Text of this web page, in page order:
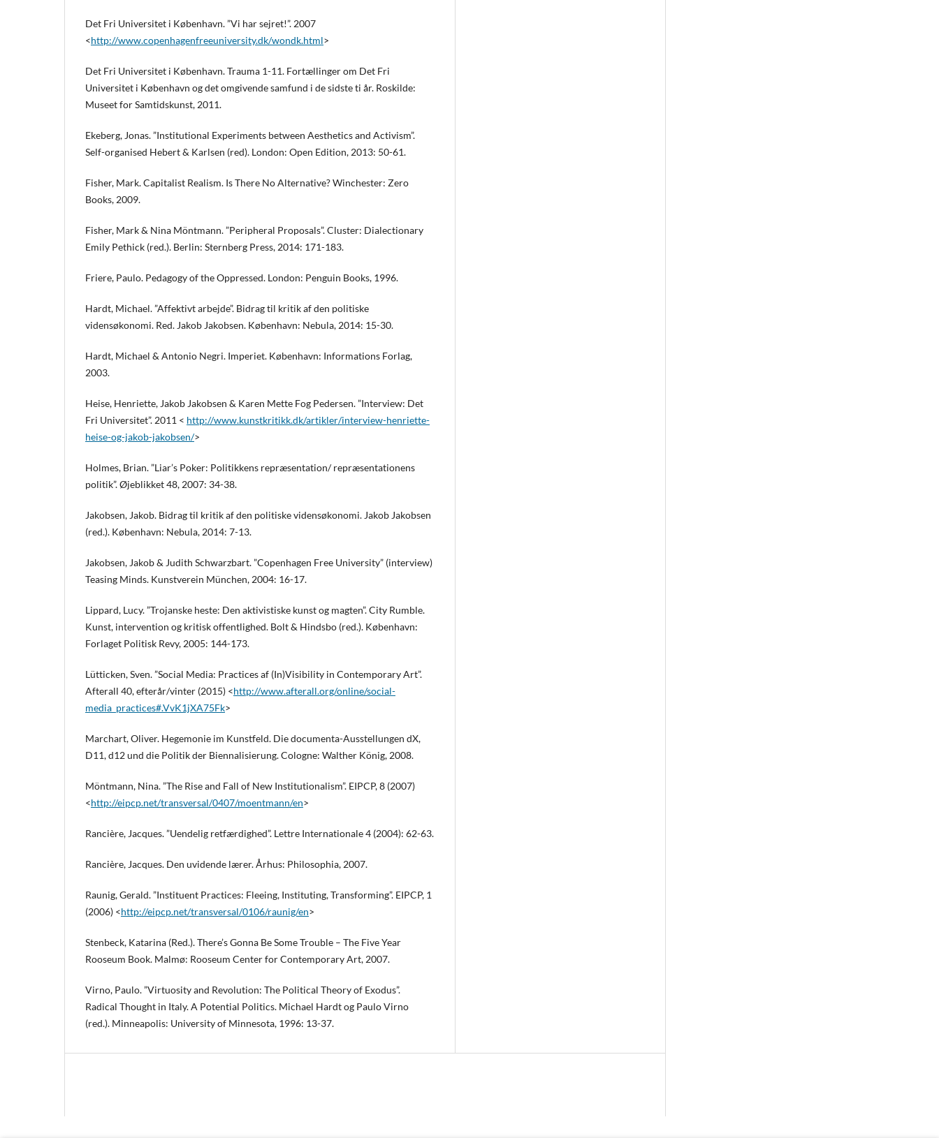
Det Fri Universitet i København. ”Vi har sejret!”. 2007
<http://www.copenhagenfreeuniversity.dk/wondk.html>
Det Fri Universitet i København. Trauma 1-11. Fortællinger om Det Fri
Universitet i København og det omgivende samfund i de sidste ti år. Roskilde:
Museet for Samtidskunst, 2011.
Ekeberg, Jonas. ”Institutional Experiments between Aesthetics and Activism”.
Self-organised Hebert & Karlsen (red). London: Open Edition, 2013: 50-61.
Fisher, Mark. Capitalist Realism. Is There No Alternative? Winchester: Zero
Books, 2009.
Fisher, Mark & Nina Möntmann. ”Peripheral Proposals”. Cluster: Dialectionary
Emily Pethick (red.). Berlin: Sternberg Press, 2014: 171-183.
Friere, Paulo. Pedagogy of the Oppressed. London: Penguin Books, 1996.
Hardt, Michael. ”Affektivt arbejde”. Bidrag til kritik af den politiske
vidensøkonomi. Red. Jakob Jakobsen. København: Nebula, 2014: 15-30.
Hardt, Michael & Antonio Negri. Imperiet. København: Informations Forlag,
2003.
Heise, Henriette, Jakob Jakobsen & Karen Mette Fog Pedersen. ”Interview: Det
Fri Universitet”. 2011 < http://www.kunstkritikk.dk/artikler/interview-henriette-
heise-og-jakob-jakobsen/>
Holmes, Brian. ”Liar’s Poker: Politikkens repræsentation/ repræsentationens
politik”. Øjeblikket 48, 2007: 34-38.
Jakobsen, Jakob. Bidrag til kritik af den politiske vidensøkonomi. Jakob Jakobsen
(red.). København: Nebula, 2014: 7-13.
Jakobsen, Jakob & Judith Schwarzbart. ”Copenhagen Free University” (interview)
Teasing Minds. Kunstverein München, 2004: 16-17.
Lippard, Lucy. ”Trojanske heste: Den aktivistiske kunst og magten”. City Rumble.
Kunst, intervention og kritisk offentlighed. Bolt & Hindsbo (red.). København:
Forlaget Politisk Revy, 2005: 144-173.
Lütticken, Sven. ”Social Media: Practices af (In)Visibility in Contemporary Art”.
Afterall 40, efterår/vinter (2015) <http://www.afterall.org/online/social-
media_practices#.VvK1jXA75Fk>
Marchart, Oliver. Hegemonie im Kunstfeld. Die documenta-Ausstellungen dX,
D11, d12 und die Politik der Biennalisierung. Cologne: Walther König, 2008.
Möntmann, Nina. ”The Rise and Fall of New Institutionalism”. EIPCP, 8 (2007)
<http://eipcp.net/transversal/0407/moentmann/en>
Rancière, Jacques. ”Uendelig retfærdighed”. Lettre Internationale 4 (2004): 62-63.
Rancière, Jacques. Den uvidende lærer. Århus: Philosophia, 2007.
Raunig, Gerald. ”Instituent Practices: Fleeing, Instituting, Transforming”. EIPCP, 1
(2006) <http://eipcp.net/transversal/0106/raunig/en>
Stenbeck, Katarina (Red.). There’s Gonna Be Some Trouble – The Five Year
Rooseum Book. Malmø: Rooseum Center for Contemporary Art, 2007.
Virno, Paulo. ”Virtuosity and Revolution: The Political Theory of Exodus”.
Radical Thought in Italy. A Potential Politics. Michael Hardt og Paulo Virno
(red.). Minneapolis: University of Minnesota, 1996: 13-37.